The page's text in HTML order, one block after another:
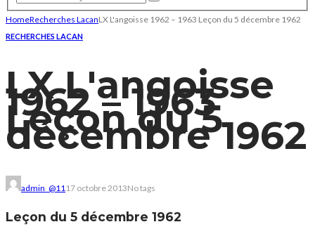
HomeRecherches LacanLX L'angoisse 1962 – 1963 Leçon du 5 décembre 1962
RECHERCHES LACAN
LX L'angoisse
1962 – 1963
Leçon du 5
décembre 1962
admin_@11 17 octobre 2013No tags
Leçon du 5 décembre 1962